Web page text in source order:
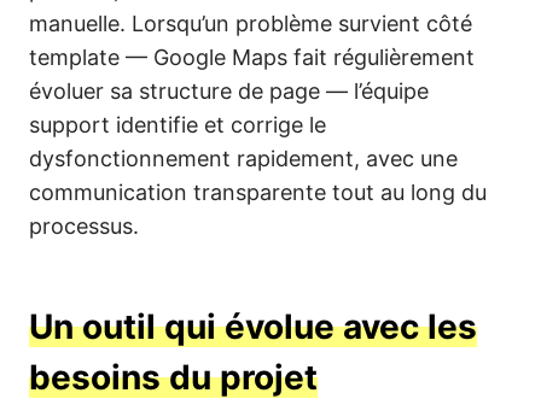
manuelle. Lorsqu’un problème survient côté
template — Google Maps fait régulièrement
évoluer sa structure de page — l’équipe
support identifie et corrige le
dysfonctionnement rapidement, avec une
communication transparente tout au long du
processus.
Un outil qui évolue avec les
besoins du projet